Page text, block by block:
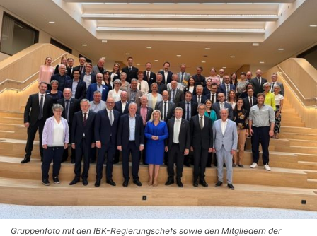
Gruppenfoto mit den IBK-Regierungschefs sowie den Mitgliedern der